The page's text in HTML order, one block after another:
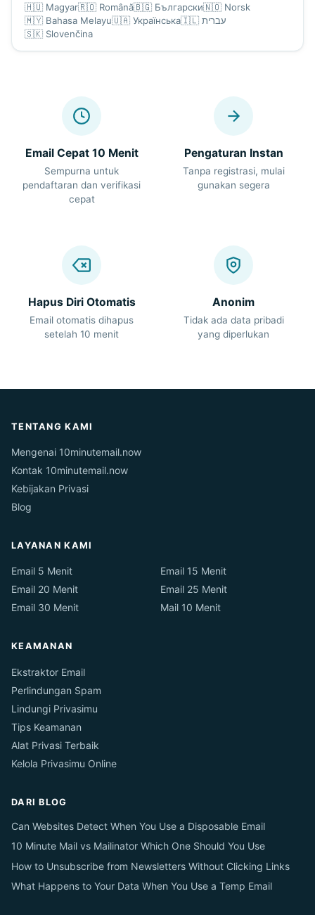
🇭🇺 Magyar🇷🇴 Română🇧🇬 Български🇳🇴 Norsk
🇲🇾 Bahasa Melayu🇺🇦 Українська🇮🇱 עברית
🇸🇰 Slovenčina
Email Cepat 10 Menit
Sempurna untuk
pendaftaran dan verifikasi
cepat
Pengaturan Instan
Tanpa registrasi, mulai
gunakan segera
Hapus Diri Otomatis
Email otomatis dihapus
setelah 10 menit
Anonim
Tidak ada data pribadi
yang diperlukan
TENTANG KAMI
Mengenai 10minutemail.now
Kontak 10minutemail.now
Kebijakan Privasi
Blog
LAYANAN KAMI
Email 5 Menit
Email 15 Menit
Email 20 Menit
Email 25 Menit
Email 30 Menit
Mail 10 Menit
KEAMANAN
Ekstraktor Email
Perlindungan Spam
Lindungi Privasimu
Tips Keamanan
Alat Privasi Terbaik
Kelola Privasimu Online
DARI BLOG
Can Websites Detect When You Use a Disposable Email
10 Minute Mail vs Mailinator Which One Should You Use
How to Unsubscribe from Newsletters Without Clicking Links
What Happens to Your Data When You Use a Temp Email